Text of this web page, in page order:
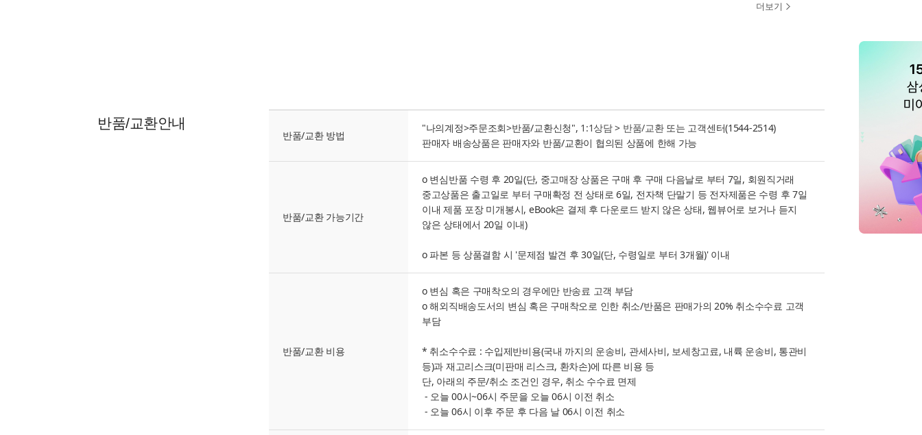
더보기
반품/교환안내
반품/교환 방법
"나의계정>주문조회>반품/교환신청", 1:1상담> 반품/교환또는 고객센터(1544-2514)
판매자 배송상품은 판매자와 반품/교환이 협의된 상품에 한해 가능
반품/교환 가능기간
o 변심반품 수령 후 20일(단, 중고매장 상품은 구매 후 구매 다음날로 부터 7일, 회원직거래
중고상품은 출고일로 부터 구매확정 전 상태로 6일, 전자책 단말기 등 전자제품은 수령 후 7일
이내 제품 포장 미개봉시, eBook은 결제 후 다운로드 받지 않은 상태, 웹뷰어로 보거나 듣지
않은 상태에서 20일 이내)
o 파본 등 상품결함 시 '문제점 발견 후 30일(단, 수령일로 부터 3개월)' 이내
반품/교환 비용
o 변심 혹은 구매착오의 경우에만 반송료 고객 부담
o 해외직배송도서의 변심 혹은 구매착오로 인한 취소/반품은 판매가의 20% 취소수수료 고객
부담
* 취소수수료 : 수입제반비용(국내 까지의 운송비, 관세사비, 보세창고료, 내륙 운송비, 통관비
등)과 재고리스크(미판매 리스크, 환차손)에 따른 비용 등
단, 아래의 주문/취소 조건인 경우, 취소 수수료 면제
- 오늘 00시~06시 주문을 오늘 06시 이전 취소
- 오늘 06시 이후 주문 후 다음 날 06시 이전 취소